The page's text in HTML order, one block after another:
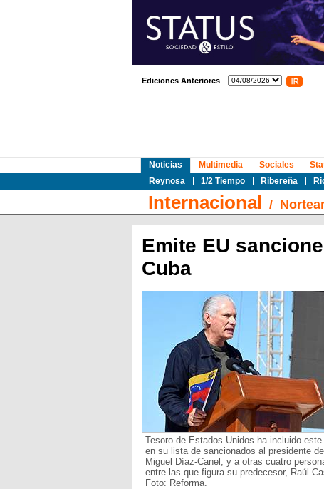
Ediciones Anteriores
Noticias
Reynosa
1/2 Tiempo Ribereña
Multimedia Sociales
Internacional /
Emite EU
Cuba
Tesoro de Estados Unidos ha incluido este
en su lista de sancionados al presidente
Miguel Díaz-Canel, y a otras cuatro
entre las que figura su predecesor, Raúl
Foto: Reforma.